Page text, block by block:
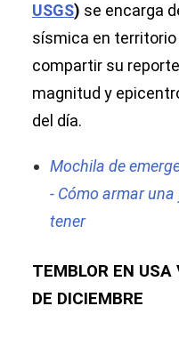
USGS) se encarga
sísmica en
compartir su
magnitud y
del día.
Mochila de
- Cómo armar
tener
TEMBLOR EN
DE DICIEMBRE